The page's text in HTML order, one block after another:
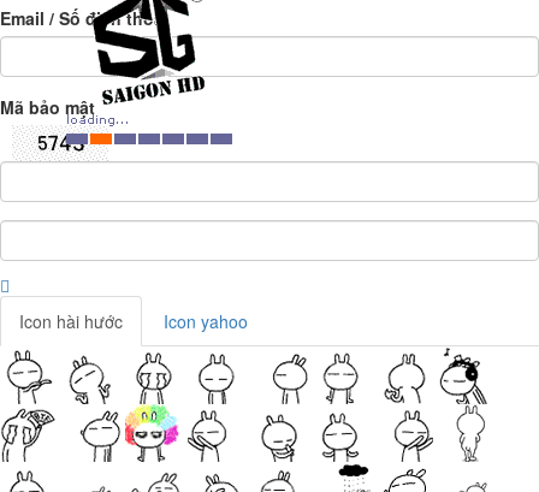
Email / Số điện thoại
Mã bảo mật
Icon hài hước Icon yahoo